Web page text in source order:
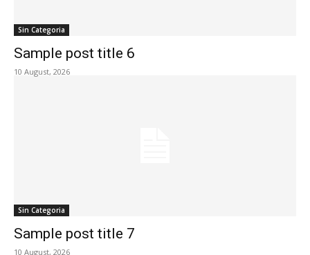
Sin Categoria
Sample post title 6
10 August, 2026
Sin Categoria
Sample post title 7
10 August, 2026